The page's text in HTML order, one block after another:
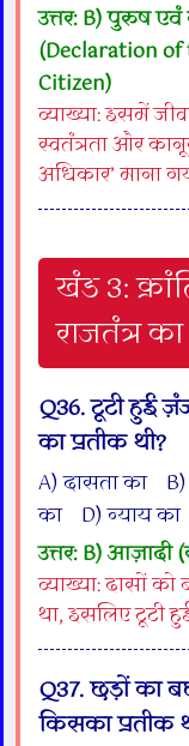
उत्तर: B) पुरुष
(Declaration of
Citizen)
व्याख्या: इसमें
स्वतंत्रता और
अधिकार’ माना
खंड 3:
राजतंत्र
Q36. टूटी हुई
का प्रतीक थी?
A) दासता का
का D) न्याय का
उत्तर: B) आज़ादी
व्याख्या: दासों
था, इसलिए टूटी
Q37. छड़ों का
किसका प्रतीक